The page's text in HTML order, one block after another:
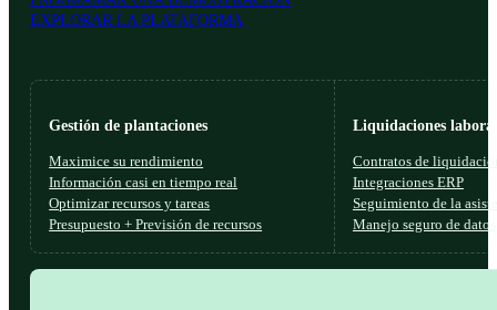
EXPLORAR LA PLATAFORMA
Gestión de plantaciones
Maximice su rendimiento
Información casi en tiempo real
Optimizar recursos y tareas
Presupuesto + Previsión de recursos
Liquidaciones
Contratos de
Integraciones ERP
Seguimiento de la
Manejo seguro de datos